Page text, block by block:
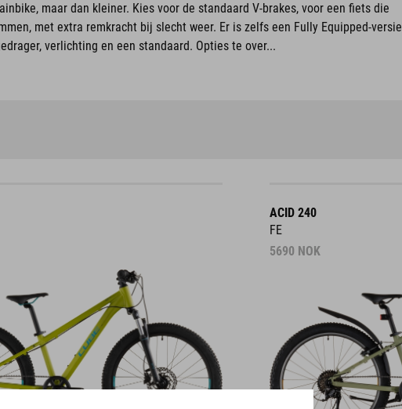
maar dan kleiner. Kies voor de standaard V-brakes, voor een fiets die
met extra remkracht bij slecht weer. Er is zelfs een Fully Equipped-versie
verlichting en een standaard. Opties te over...
ACID 240
FE
5690 NOK